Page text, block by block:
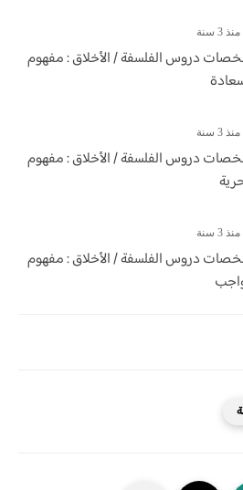
منذ 3 سنة
دروس الفلسفة / الأخلاق : مفهوم
منذ 3 سنة
دروس الفلسفة / الأخلاق : مفهوم
منذ 3 سنة
دروس الفلسفة / الأخلاق : مفهوم